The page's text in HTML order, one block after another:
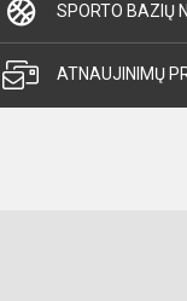
SPORTO BAZIŲ
ATNAUJINIMŲ